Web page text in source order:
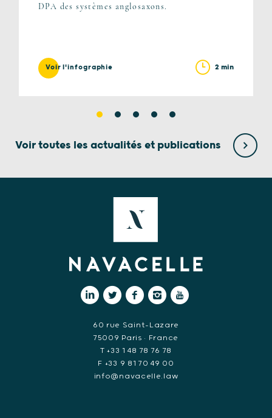
DPA des systèmes anglosaxons.
Voir l'infographie 2 min
Voir toutes les actualités et publications
60 rue Saint-Lazare
75009 Paris • France
T +33 1 48 78 76 78
F +33 9 81 70 49 00
info@navacelle.law